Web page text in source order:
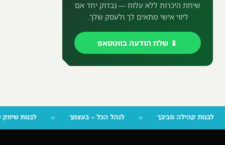
שיחת היכרות ללא עלות — נבדוק יחד אם
ליווי אישי מתאים לך ולעסק שלך.
📱 שלח הודעה בווטסאפ
✦ לבנות קהילה סביבך ✦ לנהל הכל – בעצמך ✦